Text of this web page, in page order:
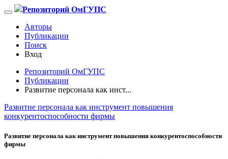
Репозиторий ОмГУПС
Авторы
Публикации
Поиск
Вход
Репозиторий ОмГУПС
Публикации
Развитие персонала как инст...
Развитие персонала как инструмент повышения
конкурентоспособности фирмы
Развитие персонала как инструмент повышения конкурентоспособности
фирмы